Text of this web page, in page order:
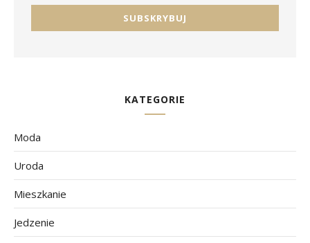
KATEGORIE
Moda
Uroda
Mieszkanie
Jedzenie